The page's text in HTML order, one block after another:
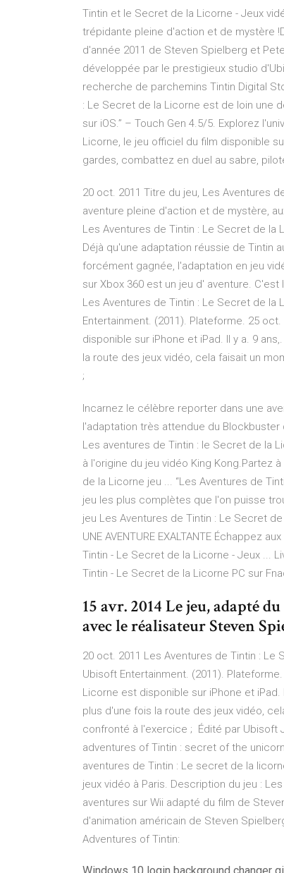
Tintin et le Secret de la Licorne - Jeux
trépidante pleine d'action et de mystère
d'année 2011 de Steven Spielberg et
développée par le prestigieux studio
recherche de parchemins Tintin Digital
: Le Secret de la Licorne est de loin une
sur iOS.” – Touch Gen 4.5/5. Explorez
Licorne, le jeu officiel du film disponible
gardes, combattez en duel au sabre,
20 oct. 2011 Titre du jeu, Les Aventures
aventure pleine d'action et de mystère,
Les Aventures de Tintin : Le Secret de la
Déjà qu'une adaptation réussie de Tintin
forcément gagnée, l'adaptation en jeu
sur Xbox 360 est un jeu d' aventure.
Les Aventures de Tintin : Le Secret de
Entertainment. (2011). Plateforme. 25
disponible sur iPhone et iPad. Il y a. 9
la route des jeux vidéo, cela faisait un
;
Incarnez le célèbre reporter dans une
l'adaptation très attendue du
Les aventures de Tintin : le Secret de la
à l'origine du jeu vidéo King Kong.Partez
de la Licorne jeu ... “Les Aventures de
jeu les plus complètes que l'on puisse
jeu Les Aventures de Tintin : Le Secret
UNE AVENTURE EXALTANTE Échappez
Tintin - Le Secret de la Licorne - Jeux ...
Tintin - Le Secret de la Licorne PC sur
15 avr. 2014 Le jeu, adapté
avec le réalisateur Steven
20 oct. 2011 Les Aventures de Tintin :
Ubisoft Entertainment. (2011).
Licorne est disponible sur iPhone et
plus d'une fois la route des jeux vidéo,
confronté à l'exercice ; Édité par Ubisoft
adventures of Tintin : secret of the
aventures de Tintin : Le secret de la
jeux vidéo à Paris. Description du jeu :
aventures sur Wii adapté du film de
d'animation américain de Steven
Adventures of Tintin: